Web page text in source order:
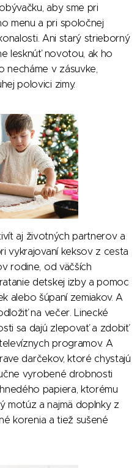
aby sme pri
menu a pri spoločnej
Ani starý strieborný
lesknúť novotou, ak ho
necháme v zásuvke,
polovici zimy.
aj životných partnerov a
vykrajovaní keksov z cesta
rodine, od väčších
detskej izby a pomoc
alebo šúpaní zemiakov. A
na večer. Linecké
sa dajú zlepovať a zdobiť
programov. A
darčekov, ktoré chystajú
vyrobené drobnosti
papiera, ktorému
motúz a najmä doplnky z
korenia a tiež sušené